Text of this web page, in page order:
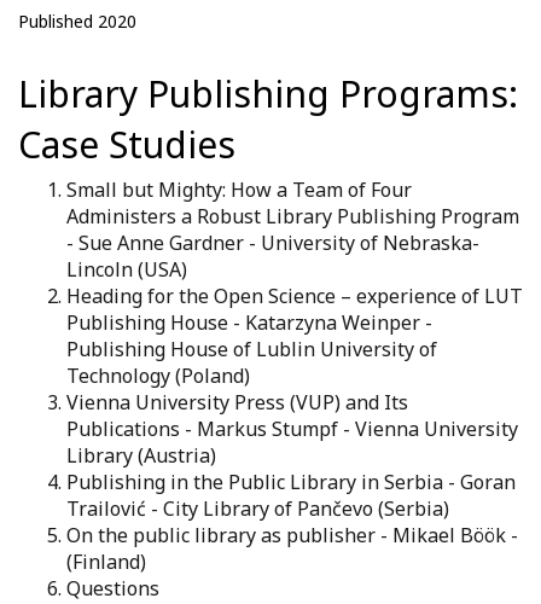
Published 2020
Library Publishing Programs:
Case Studies
Small but Mighty: How a Team of Four
Administers a Robust Library Publishing Program
- Sue Anne Gardner - University of Nebraska-
Lincoln (USA)
Heading for the Open Science – experience of LUT
Publishing House - Katarzyna Weinper -
Publishing House of Lublin University of
Technology (Poland)
Vienna University Press (VUP) and Its
Publications - Markus Stumpf - Vienna University
Library (Austria)
Publishing in the Public Library in Serbia - Goran
Trailović - City Library of Pančevo (Serbia)
On the public library as publisher - Mikael Böök -
(Finland)
Questions